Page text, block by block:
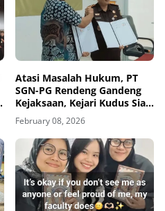
Atasi Masalah Hukum, PT
SGN-PG Rendeng Gandeng
Kejaksaan, Kejari Kudus Siap
Berikan Pendampingan
Hukum Bidang Datun
February 08, 2026